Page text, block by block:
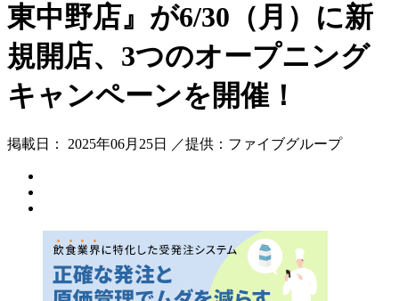
東中野店』が6/30（月）に新
規開店、3つのオープニング
キャンペーンを開催！
掲載日： 2025年06月25日 ／提供：ファイブグループ